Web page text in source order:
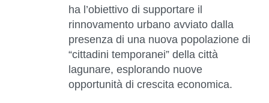
ha l’obiettivo di supportare il
rinnovamento urbano avviato dalla
presenza di una nuova popolazione di
“cittadini temporanei” della città
lagunare, esplorando nuove
opportunità di crescita economica.